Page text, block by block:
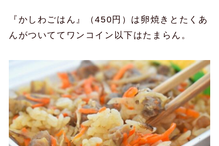
『かしわごはん』（450円）は卵焼きとたくあ
んがついててワンコイン以下はたまらん。